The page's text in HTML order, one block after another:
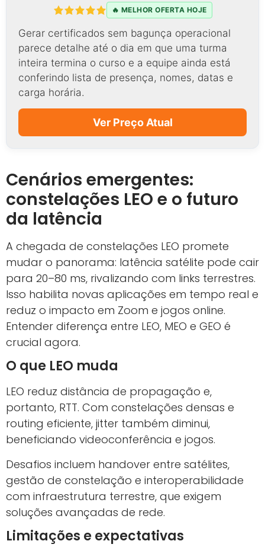
🔥 MELHOR OFERTA HOJE
Gerar certificados sem bagunça operacional
parece detalhe até o dia em que uma turma
inteira termina o curso e a equipe ainda está
conferindo lista de presença, nomes, datas e
carga horária.
Ver Preço Atual
Cenários emergentes:
constelações LEO e o futuro
da latência
A chegada de constelações LEO promete
mudar o panorama: latência satélite pode cair
para 20–80 ms, rivalizando com links terrestres.
Isso habilita novas aplicações em tempo real e
reduz o impacto em Zoom e jogos online.
Entender diferença entre LEO, MEO e GEO é
crucial agora.
O que LEO muda
LEO reduz distância de propagação e,
portanto, RTT. Com constelações densas e
routing eficiente, jitter também diminui,
beneficiando videoconferência e jogos.
Desafios incluem handover entre satélites,
gestão de constelação e interoperabilidade
com infraestrutura terrestre, que exigem
soluções avançadas de rede.
Limitações e expectativas